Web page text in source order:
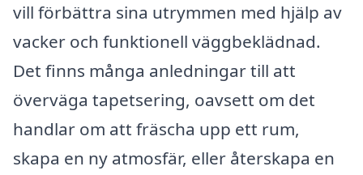
vill förbättra sina utrymmen med hjälp av
vacker och funktionell väggbeklädnad.
Det finns många anledningar till att
överväga tapetsering, oavsett om det
handlar om att fräscha upp ett rum,
skapa en ny atmosfär, eller återskapa en